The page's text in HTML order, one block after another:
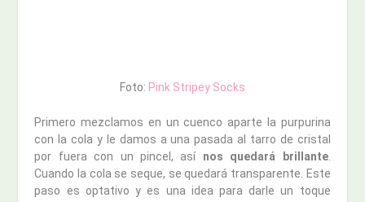
Foto: Pink Stripey Socks
Primero mezclamos en un cuenco aparte la purpurina
con la cola y le damos a una pasada al tarro de cristal
por fuera con un pincel, así nos quedará brillante.
Cuando la cola se seque, se quedará transparente. Este
paso es optativo y es una idea para darle un toque